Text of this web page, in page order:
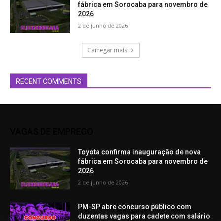
fábrica em Sorocaba para novembro de
2026
2 de junho de 2026
Carregar mais
RECENT COMMENTS
Toyota confirma inauguração de nova
fábrica em Sorocaba para novembro de
2026
2 de junho de 2026
PM-SP abre concurso público com
duzentas vagas para cadete com salário